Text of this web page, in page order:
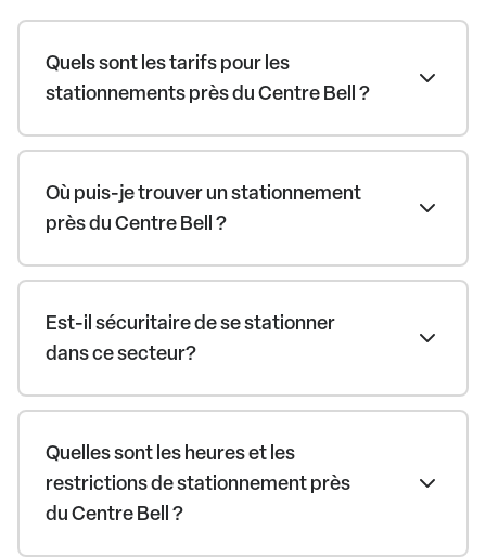
Quels sont les tarifs pour les
stationnements près du Centre Bell ?
Où puis-je trouver un stationnement
près du Centre Bell ?
Est-il sécuritaire de se stationner
dans ce secteur?
Quelles sont les heures et les
restrictions de stationnement près
du Centre Bell ?